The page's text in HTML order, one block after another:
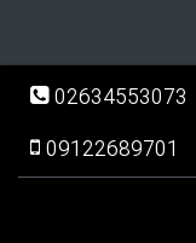
02634553073
09122689701